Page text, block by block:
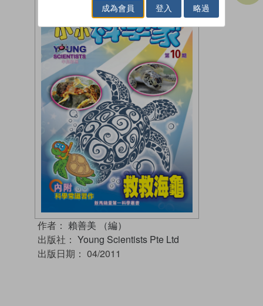
作者： 賴善美 （編）
出版社： Young Scientists Pte Ltd
出版日期： 04/2011
成為會員 登入 略過